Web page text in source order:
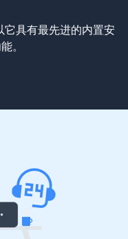
具有最先进的内置安
。